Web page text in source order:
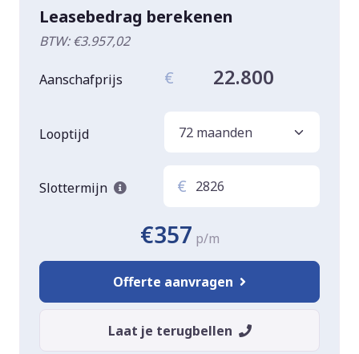
Leasebedrag berekenen
BTW: €3.957,02
Aanschafprijs € 22.800
Looptijd
Slottermijn €
€357 p/m
Offerte aanvragen
Laat je terugbellen